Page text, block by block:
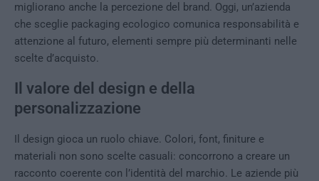
migliorano anche la percezione del brand. Oggi, un’azienda
che sceglie packaging ecologico comunica responsabilità e
attenzione al futuro, elementi sempre più determinanti nelle
scelte d’acquisto.
Il valore del design e della
personalizzazione
Il design gioca un ruolo chiave. Colori, font, finiture e
materiali non sono scelte casuali: concorrono a creare un
racconto coerente con l’identità del marchio. Le aziende più